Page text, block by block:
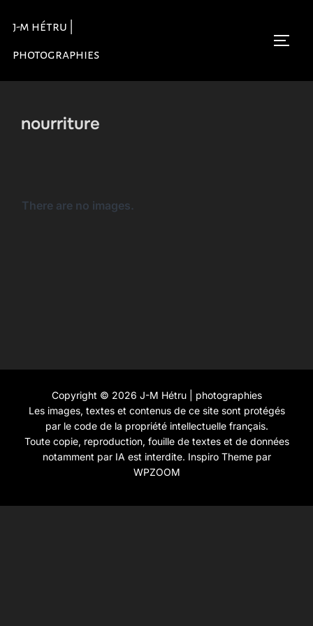
contenu
j-m hétru |
photographies
nourriture
There are no images.
Copyright © 2026 J-M Hétru | photographies
Les images, textes et contenus de ce site sont protégés
par le code de la propriété intellectuelle français.
Toute copie, reproduction, fouille de textes et de données
notamment par IA est interdite. Inspiro Themepar
WPZOOM